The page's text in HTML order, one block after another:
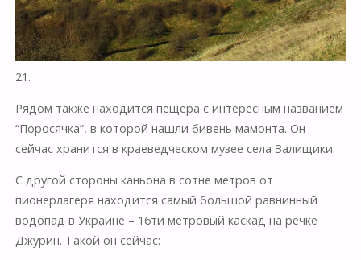
21.
Рядом также находится пещера с интересным названием
“Поросячка”, в которой нашли бивень мамонта. Он
сейчас хранится в краеведческом музее села Залищики.
С другой стороны каньона в сотне метров от
пионерлагеря находится самый большой равнинный
водопад в Украине – 16ти метровый каскад на речке
Джурин. Такой он сейчас: